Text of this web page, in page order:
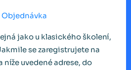
jako u klasického školení,
se zaregistrujete na
uvedené adrese, do